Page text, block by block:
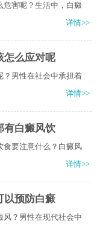
危害呢？生活中，白癜
详情>>
怎么应对呢
？男性在社会中承担着
详情>>
有白癜风饮
食要注意什么？白癜风
详情>>
以预防白癜
风？男性在现代社会中